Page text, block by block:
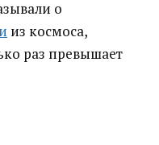
о
из космоса,
раз превышает